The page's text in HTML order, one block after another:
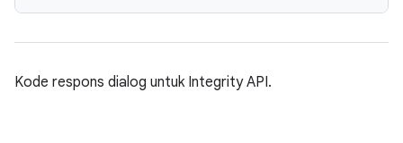
Kode respons dialog untuk Integrity API.